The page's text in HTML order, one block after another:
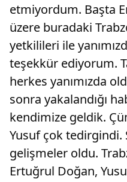
etmiyordum. Başta
üzere buradaki
yetkilileri ile
teşekkür ediyorum.
herkes yanımızda
sonra yakalandığı
kendimize geldik.
Yusuf çok tedirgindi.
gelişmeler oldu.
Ertuğrul Doğan,